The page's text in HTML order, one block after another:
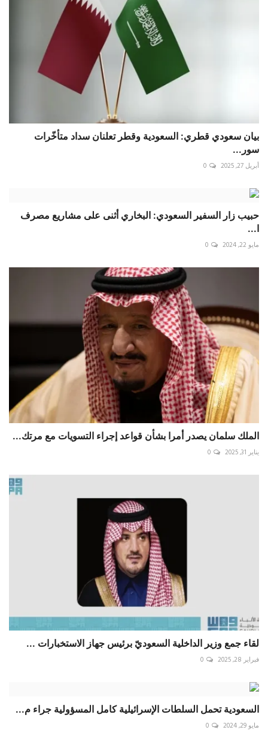
بيان سعودي قطري: السعودية وقطر تعلنان سداد متأخّرات
سور...
أبريل 27, 2025 0
حبيب زار السفير السعودي: البخاري أثنى على مشاريع مصرف
ا...
مايو 22, 2024 0
الملك سلمان يصدر أمرا بشأن قواعد إجراء التسويات مع مرتك...
يناير 31, 2025 0
لقاء جمع وزير الداخلية السعوديّ برئيس جهاز الاستخبارات ...
فبراير 28, 2025 0
السعودية تحمل السلطات الإسرائيلية كامل المسؤولية جراء م...
مايو 29, 2024 0